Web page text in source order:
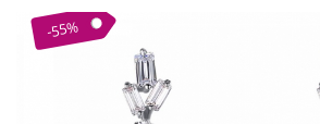
Brose
Tiare
Bijuterii Femei
-55%